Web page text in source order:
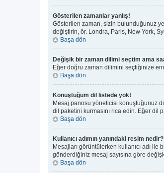
Gösterilen zamanlar yanlış!
Gösterilen zaman, sizin bulunduğunuz
değiştirin, ör. Londra, Paris, New York,
Başa dön
Değişik bir zaman dilimi seçtim ama
Eğer doğru zaman dilimini seçtiğinize
Başa dön
Konuştuğum dil listede yok!
Mesaj panosu yöneticisi konuştuğunuz
dil paketini kurmasını rica edin. Eğer
Başa dön
Kullanıcı adımın yanındaki resim nedir?
Mesajları görüntülerken kullanıcı adı
gönderdiğiniz mesaj sayısına göre
Başa dön